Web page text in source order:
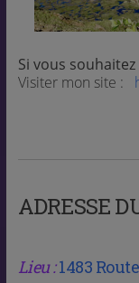
Si vous
Visiter mon site :
ADRESSE
Lieu :1483